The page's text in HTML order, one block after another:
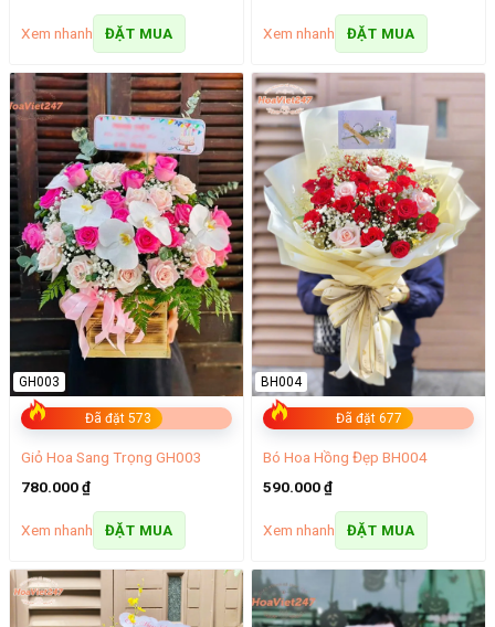
Xem nhanh ĐẶT MUA Xem nhanh ĐẶT MUA
Đã đặt 573
GH003
Giỏ Hoa Sang Trọng GH003
780.000₫
Xem nhanh ĐẶT MUA
Đã đặt 677
BH004
Bó Hoa Hồng Đẹp BH004
590.000₫
Xem nhanh ĐẶT MUA